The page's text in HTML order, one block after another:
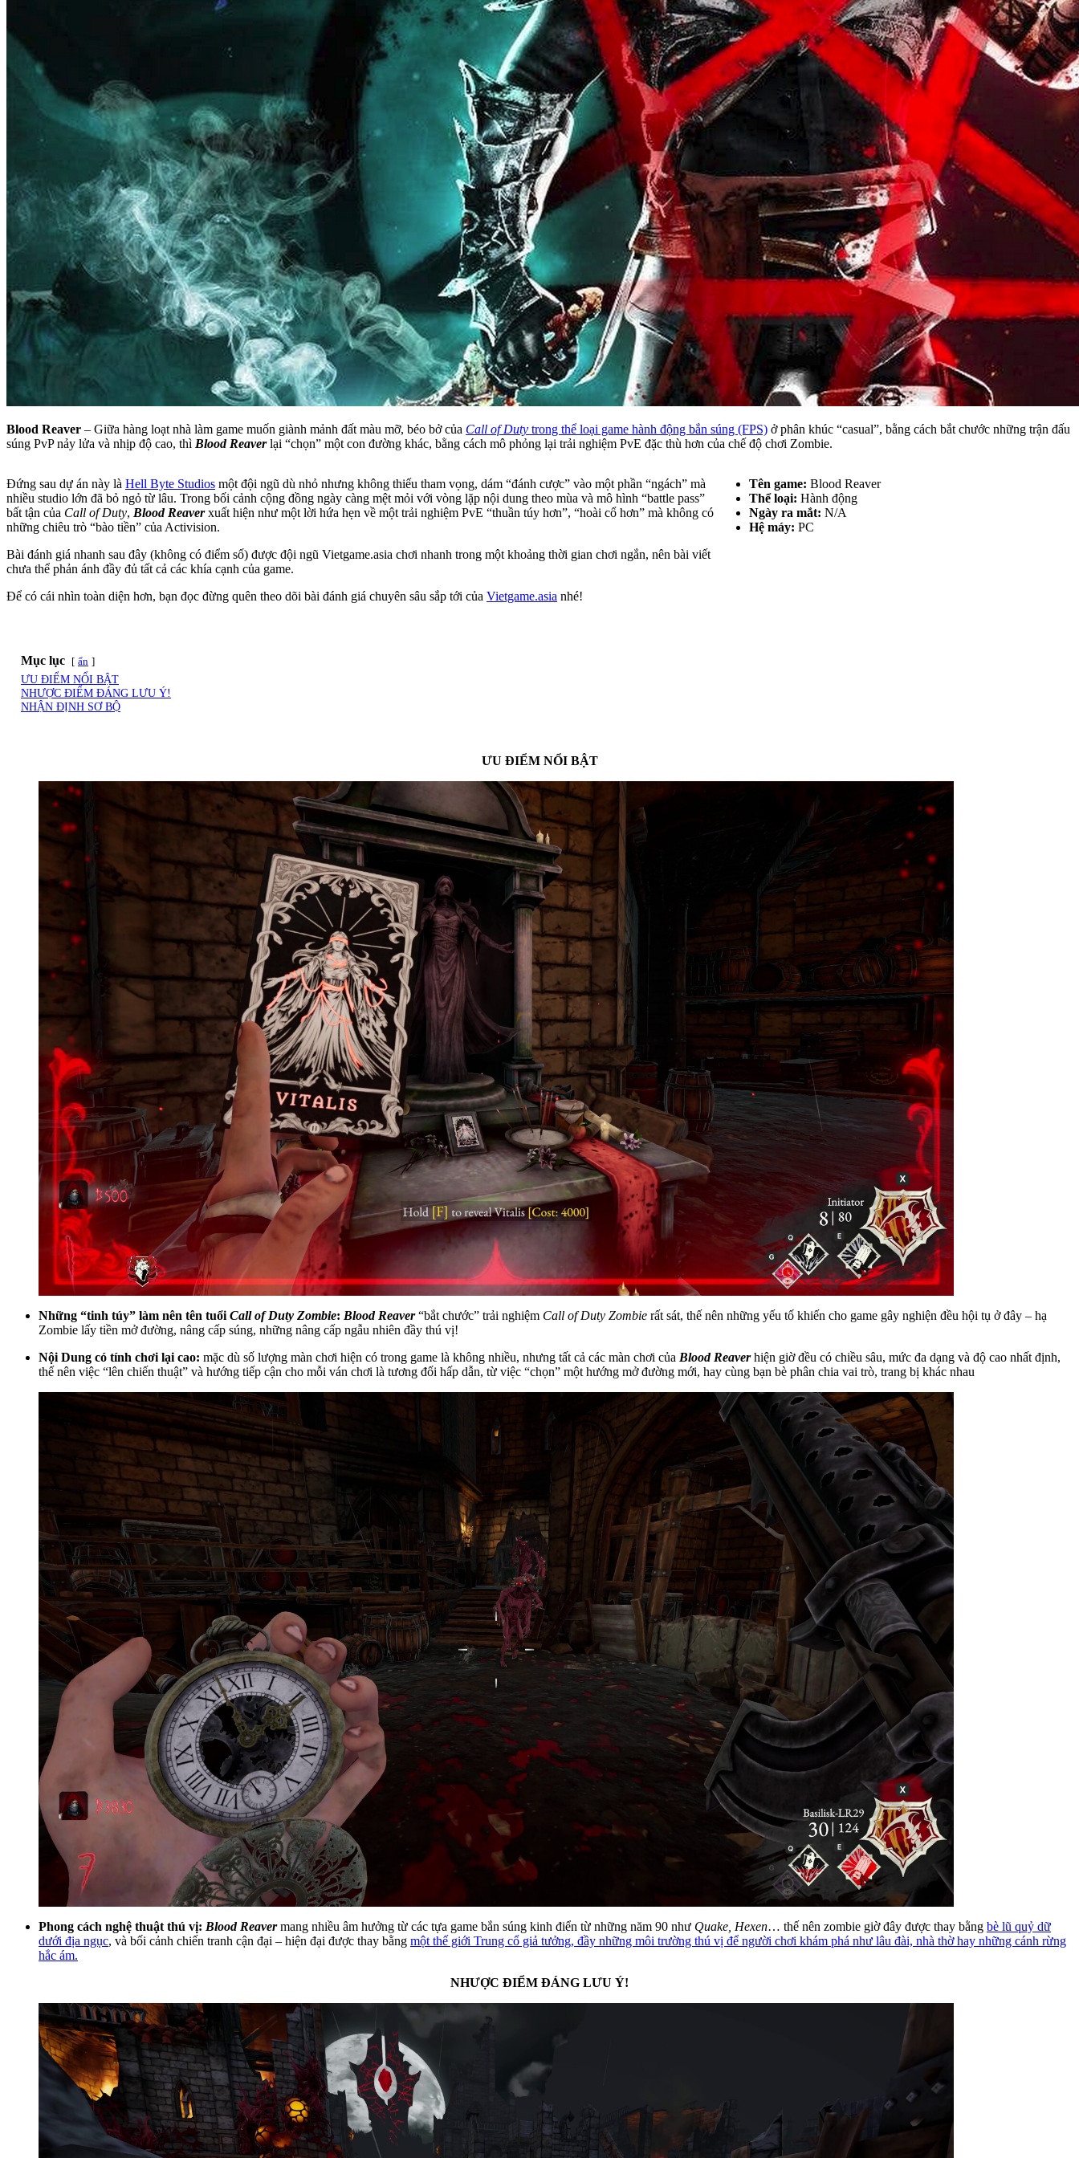
Blood Reaver – Giữa hàng loạt nhà làm game muốn giành mảnh đất màu mỡ, béo bở của Call of Duty trong thể loại game hành động bắn súng (FPS) ở phân khúc “casual”, bằng cách bắt chước những trận đấu
súng PvP nảy lửa và nhịp độ cao, thì Blood Reaverlại “chọn” một con đường khác, bằng cách mô phỏng lại trải nghiệm PvE đặc thù hơn của chế độ chơi Zombie.
Đứng sau dự án này là Hell Byte Studios một đội ngũ dù nhỏ nhưng không thiếu tham vọng, dám “đánh cược” vào một phần “ngách” mà
nhiều studio lớn đã bỏ ngỏ từ lâu. Trong bối cảnh cộng đồng ngày càng mệt mỏi với vòng lặp nội dung theo mùa và mô hình “battle pass”
bất tận của Call of Duty, Blood Reaverxuất hiện như một lời hứa hẹn về một trải nghiệm PvE “thuần túy hơn”, “hoài cổ hơn” mà không có
những chiêu trò “bào tiền” của Activision.
Bài đánh giá nhanh sau đây (không có điểm số) được đội ngũ Vietgame.asia chơi nhanh trong một khoảng thời gian chơi ngắn, nên bài viết
chưa thể phản ánh đầy đủ tất cả các khía cạnh của game.
Để có cái nhìn toàn diện hơn, bạn đọc đừng quên theo dõi bài đánh giá chuyên sâu sắp tới của Vietgame.asia nhé!
Tên game: Blood Reaver
Thể loại:Hành động
Ngày ra mắt: N/A
Hệ máy: PC
Mục lục ẩn
ƯU ĐIỂM NỔI BẬT
NHƯỢC ĐIỂM ĐÁNG LƯU Ý!
NHẬN ĐỊNH SƠ BỘ
ƯU ĐIỂM NỔI BẬT
Những “tinh túy” làm nên tên tuổi Call of Duty Zombie: Blood Reaver“bắt chước” trải nghiệm Call of Duty Zombie rất sát, thế nên những yếu tố khiến cho game gây nghiện đều hội tụ ở đây – hạ
Zombie lấy tiền mở đường, nâng cấp súng, những nâng cấp ngẫu nhiên đầy thú vị!
Nội Dung có tính chơi lại cao: mặc dù số lượng màn chơi hiện có trong game là không nhiều, nhưng tất cả các màn chơi của Blood Reaverhiện giờ đều có chiều sâu, mức đa dạng và độ cao nhất định,
thế nên việc “lên chiến thuật” và hướng tiếp cận cho mỗi ván chơi là tương đối hấp dẫn, từ việc “chọn” một hướng mở đường mới, hay cùng bạn bè phân chia vai trò, trang bị khác nhau
Phong cách nghệ thuật thú vị: Blood Reavermang nhiều âm hưởng từ các tựa game bắn súng kinh điển từ những năm 90 như Quake, Hexen… thế nên zombie giờ đây được thay bằng bè lũ quỷ dữ
dưới địa ngục, và bối cảnh chiến tranh cận đại – hiện đại được thay bằng một thế giới Trung cổ giả tưởng, đầy những môi trường thú vị để người chơi khám phá như lâu đài, nhà thờ hay những cánh rừng
hắc ám.
NHƯỢC ĐIỂM ĐÁNG LƯU Ý!